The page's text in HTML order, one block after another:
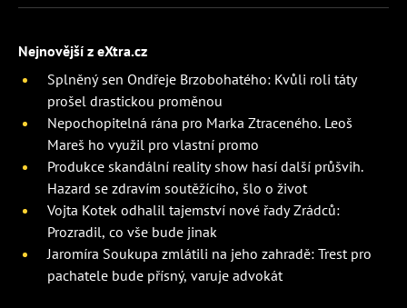
Nejnovější z eXtra.cz
Splněný sen Ondřeje Brzobohatého: Kvůli roli táty
prošel drastickou proměnou
Nepochopitelná rána pro Marka Ztraceného. Leoš
Mareš ho využil pro vlastní promo
Produkce skandální reality show hasí další průšvih.
Hazard se zdravím soutěžícího, šlo o život
Vojta Kotek odhalil tajemství nové řady Zrádců:
Prozradil, co vše bude jinak
Jaromíra Soukupa zmlátili na jeho zahradě: Trest pro
pachatele bude přísný, varuje advokát